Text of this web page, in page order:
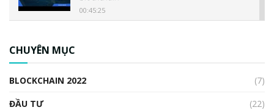
00:45:25
CHUYÊN MỤC
BLOCKCHAIN 2022
(7)
ĐẦU TƯ
(22)